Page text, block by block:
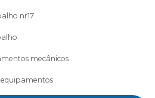
nr17
mecânicos
equipamentos